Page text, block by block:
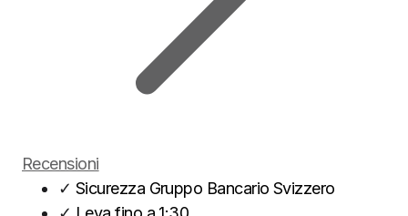
Recensioni
✓ Sicurezza Gruppo Bancario Svizzero